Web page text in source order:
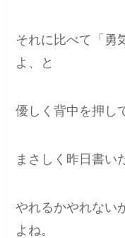
それに比べて「勇
よ、と
優しく背中を押し
まさしく昨日書い
やれるかやれない
よね。